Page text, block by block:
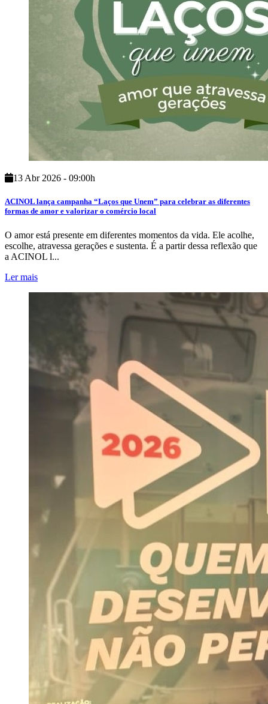
13 Abr 2026 - 09:00h
ACINOL lança campanha “Laços que Unem” para celebrar as diferentes
formas de amor e valorizar o comércio local
O amor está presente em diferentes momentos da vida. Ele acolhe,
escolhe, atravessa gerações e sustenta. É a partir dessa reflexão que
a ACINOL l...
Ler mais